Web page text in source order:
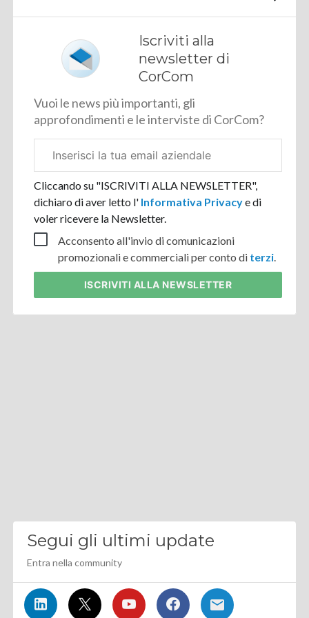
Iscriviti alla
newsletter di
CorCom
Vuoi le news più importanti, gli
approfondimenti e le interviste di CorCom?
aziendale
Cliccando su "ISCRIVITI ALLA NEWSLETTER",
dichiaro di aver letto l' Informativa Privacye di
voler ricevere la Newsletter.
Acconsento all'invio di comunicazioni
promozionali e commerciali per conto di terzi.
ISCRIVITI ALLA NEWSLETTER
Segui gli ultimi update
Entra nella community